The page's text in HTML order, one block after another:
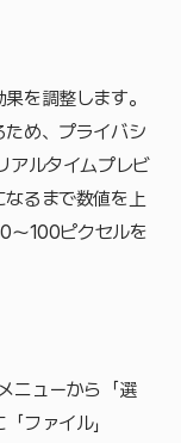
を調整します。
め、プライバシ
アルタイムプレビ
なるまで数値を上
〜100ピクセルを
ニューから「選
ファイル」